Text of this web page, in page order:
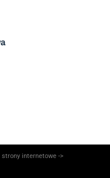
internetowe ->